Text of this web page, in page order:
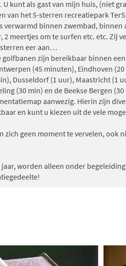
U kunt als gast van mijn huis, (niet
van het 5-sterren recreatiepark
verwarmd binnen zwembad, binnen
meertjes om te surfen etc. etc. Zij
eer aan…
golfbanen zijn bereikbaar binnen
(45 minuten), Eindhoven
Dusseldorf (1 uur), Maastricht (1
(30 min) en de Beekse Bergen
aanwezig. Hierin zijn
en kunt u kiezen uit de vele
zich geen moment te vervelen, ook
worden alleen onder